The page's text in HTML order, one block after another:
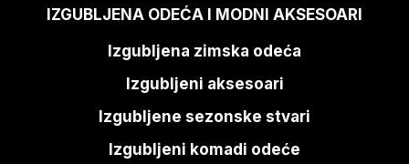
IZGUBLJENA ODEĆA I MODNI AKSESOARI
Izgubljena zimska odeća
Izgubljeni aksesoari
Izgubljene sezonske stvari
Izgubljeni komadi odeće